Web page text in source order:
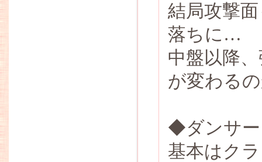
結局攻撃
落ちに…
中盤以降
が変わる
◆ダンサー
基本はク